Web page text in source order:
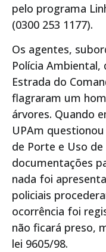
pelo programa
(0300 253 1177).
Os agentes,
Polícia
Estrada do
flagraram um
árvores. Quando
UPAm
de Porte e Uso
documentações
nada foi
policiais
ocorrência foi
não ficará preso,
lei 9605/98.